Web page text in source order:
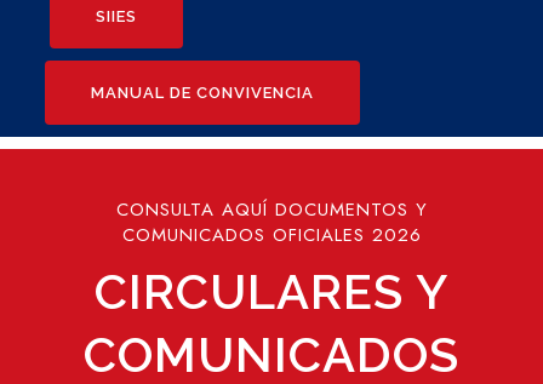
SIIES
MANUAL DE CONVIVENCIA
CONSULTA AQUÍ DOCUMENTOS Y
COMUNICADOS OFICIALES 2026
CIRCULARES Y
COMUNICADOS